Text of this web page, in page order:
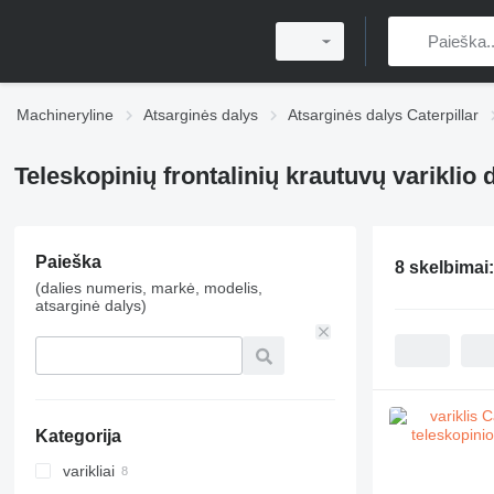
Machineryline Atsarginės dalys Atsarginės dalys Caterpillar
Teleskopinių frontalinių krautuvų variklio
Paieška
(dalies numeris, markė, modelis,
atsarginė dalys)
Kategorija
varikliai
8 skelbimai: